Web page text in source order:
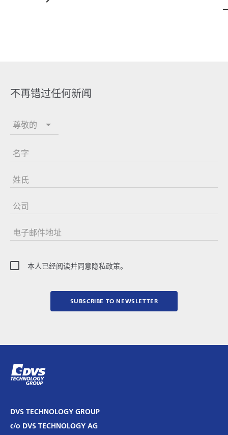
不再错过任何新闻
尊敬的
名字
姓氏
公司
电子邮件地址
本人已经阅读并同意隐私政策。
SUBSCRIBE TO NEWSLETTER
DVS TECHNOLOGY GROUP
c/o DVS TECHNOLOGY AG